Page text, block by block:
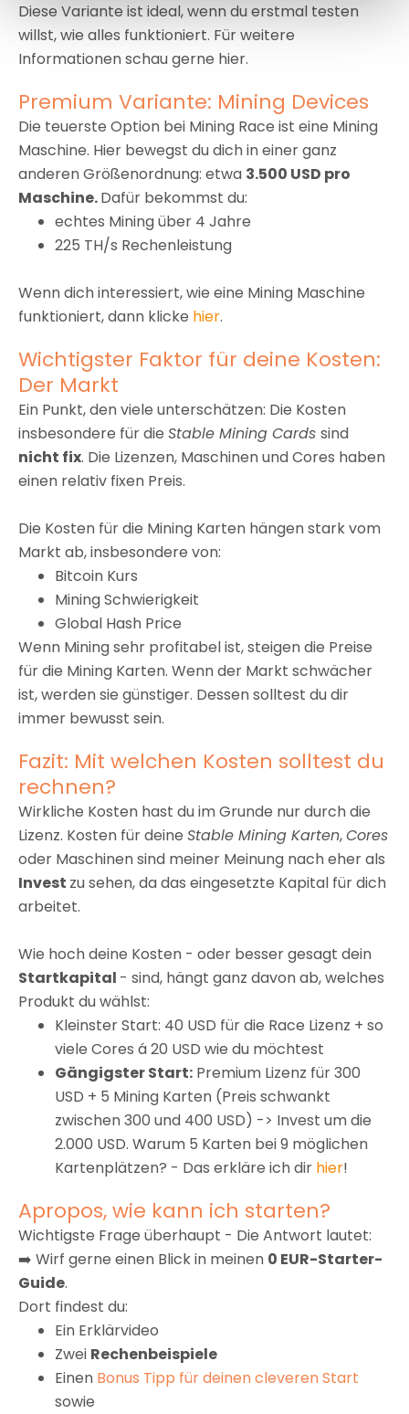
Diese Variante ist ideal, wenn du erstmal testen
willst, wie alles funktioniert. Für weitere
Informationen schau gerne hier.
Premium Variante: Mining Devices
Die teuerste Option bei Mining Race ist eine Mining
Maschine. Hier bewegst du dich in einer ganz
anderen Größenordnung: etwa 3.500 USD pro
Maschine.Dafür bekommst du:
echtes Mining über 4 Jahre
225 TH/s Rechenleistung
Wenn dich interessiert, wie eine Mining Maschine
funktioniert, dann klicke hier.
Wichtigster Faktor für deine Kosten:
Der Markt
Ein Punkt, den viele unterschätzen: Die Kosten
insbesondere für die Stable Mining Cards sind
nicht fix. Die Lizenzen, Maschinen und Cores haben
einen relativ fixen Preis.
Die Kosten für die Mining Karten hängen stark vom
Markt ab, insbesondere von:
Bitcoin Kurs
Mining Schwierigkeit
Global Hash Price
Wenn Mining sehr profitabel ist, steigen die Preise
für die Mining Karten. Wenn der Markt schwächer
ist, werden sie günstiger. Dessen solltest du dir
immer bewusst sein.
Fazit: Mit welchen Kosten solltest du
rechnen?
Wirkliche Kosten hast du im Grunde nur durch die
Lizenz. Kosten für deine Stable Mining Karten,Cores
oder Maschinen sind meiner Meinung nach eher als
Invest zu sehen, da das eingesetzte Kapital für dich
arbeitet.
Wie hoch deine Kosten - oder besser gesagt dein
Startkapital - sind, hängt ganz davon ab, welches
Produkt du wählst:
Kleinster Start: 40 USD für die Race Lizenz + so
viele Cores á 20 USD wie du möchtest
Gängigster Start: Premium Lizenz für 300
USD + 5 Mining Karten (Preis schwankt
zwischen 300 und 400 USD) -> Invest um die
2.000 USD. Warum 5 Karten bei 9 möglichen
Kartenplätzen? - Das erkläre ich dir hier!
Apropos, wie kann ich starten?
Wichtigste Frage überhaupt - Die Antwort lautet:
➡️ Wirf gerne einen Blick in meinen 0 EUR-Starter-
Guide.
Dort findest du:
Ein Erklärvideo
Zwei Rechenbeispiele
Einen Bonus Tipp für deinen cleveren Start
sowie